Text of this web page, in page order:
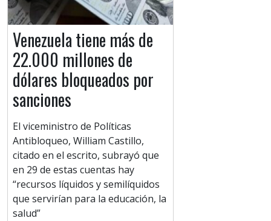
Venezuela tiene más de
22.000 millones de
dólares bloqueados por
sanciones
El viceministro de Políticas
Antibloqueo, William Castillo,
citado en el escrito, subrayó que
en 29 de estas cuentas hay
“recursos líquidos y semilíquidos
que servirían para la educación, la
salud”